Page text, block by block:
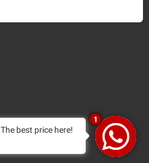
The best price here!
1